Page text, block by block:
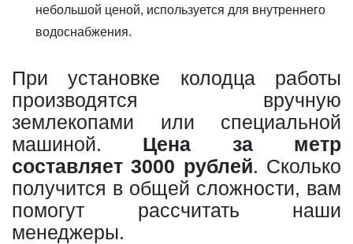
небольшой ценой, используется для внутреннего
водоснабжения.
При установке колодца работы
производятся вручную
землекопами или специальной
машиной. Цена за метр
составляет 3000 рублей. Сколько
получится в общей сложности, вам
помогут рассчитать наши
менеджеры.